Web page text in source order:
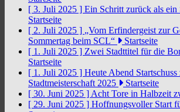
[ 3. Juli 2025 ] Ein Schritt zurück als ein
Startseite
[ 2. Juli 2025 ] „Vom Erfindergeist zur
Sommertag beim SCL“
Startseite
[ 1. Juli 2025 ] Zwei Stadttitel für die
Startseite
[ 1. Juli 2025 ] Heute Abend Startschuss
Stadtmeisterschaft 2025
Startseite
[ 30. Juni 2025 ] Acht Tore in Halbzeit
[ 29. Juni 2025 ] Hoffnungsvoller Start